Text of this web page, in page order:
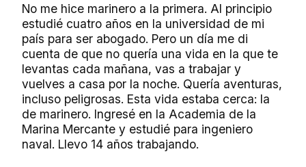
No me hice marinero a la primera. Al principio
estudié cuatro años en la universidad de mi
país para ser abogado. Pero un día me di
cuenta de que no quería una vida en la que te
levantas cada mañana, vas a trabajar y
vuelves a casa por la noche. Quería aventuras,
incluso peligrosas. Esta vida estaba cerca: la
de marinero. Ingresé en la Academia de la
Marina Mercante y estudié para ingeniero
naval. Llevo 14 años trabajando.